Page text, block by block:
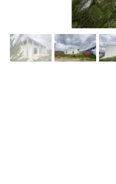
Крыша: Профлист
Окна:
террасе &mdash;
Коммуникации: